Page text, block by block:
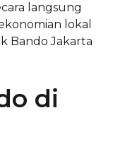
langsung
lokal
Bando Jakarta
di